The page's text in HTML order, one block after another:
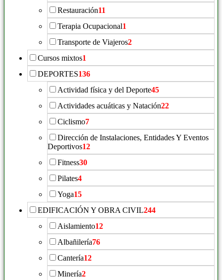
Restauración11
Terapia Ocupacional1
Transporte de Viajeros2
Cursos mixtos1
DEPORTES136
Actividad física y del Deporte45
Actividades acuáticas y Natación22
Ciclismo7
Dirección de Instalaciones, Entidades Y Eventos
Deportivos12
Fitness30
Pilates4
Yoga15
EDIFICACIÓN Y OBRA CIVIL244
Aislamiento12
Albañilería76
Cantería12
Minería2